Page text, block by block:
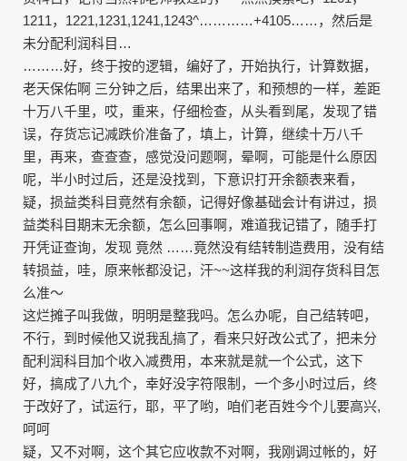
1211，1221,1231,1241,1243^…………+4105……，然后是
未分配利润科目…
………好，终于按的逻辑，编好了，开始执行，计算数据，
老天保佑啊 三分钟之后，结果出来了，和预想的一样，差距
十万八千里，哎，重来，仔细检查，从头看到尾，发现了错
误，存货忘记减跌价准备了，填上，计算，继续十万八千
里，再来，查查查，感觉没问题啊，晕啊，可能是什么原因
呢，半小时过后，还是没找到，下意识打开余额表来看，
疑，损益类科目竟然有余额，记得好像基础会计有讲过，损
益类科目期末无余额，怎么回事啊，难道我记错了，随手打
开凭证查询，发现 竟然 ……竟然没有结转制造费用，没有结
转损益，哇，原来帐都没记，汗~~这样我的利润存货科目怎
么准～
这烂摊子叫我做，明明是整我吗。怎么办呢，自己结转吧，
不行，到时候他又说我乱搞了，看来只好改公式了，把未分
配利润科目加个收入减费用，本来就是就一个公式，这下
好，搞成了八九个，幸好没字符限制，一个多小时过后，终
于改好了，试运行，耶，平了哟，咱们老百姓今个儿要高兴,
呵呵
疑，又不对啊，这个其它应收款不对啊，我刚调过帐的，好